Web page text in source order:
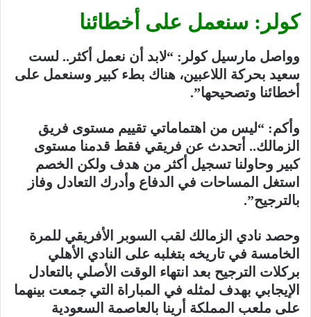
كولر: سنعمل على أخطائنا
وواصل مارسيل كولر: “لابد أن نعمل أكثر.. لست
سعيد بحركة اللاعبين، هناك بطء كبير وسنعمل على
أخطائنا وتصحيحها”.
وأكم: “ليس من اهتماماتي تقييم مستوى فريق
الزمالك.. أتحدث عن فريقي فقط قدمنا مستوى
كبير وحاولنا تسجيل أكثر من هدف ولكن الخصم
استغل المساحات في الدفاع وأدرك التعادل وفاز
بالترجيح”.
وحصد نادي الزمالك لقب السوبر الأفريقي للمرة
الخامسة في تاريخه بتغلبه على النادي الأهلي
بركلات الترجيح بعد انتهاء الوقت الأصلي بالتعادل
الإيجابي بهدف لمثله في المباراة التي جمعت بينهما
على ملعب المملكة أرينا بالعاصمة السعودية